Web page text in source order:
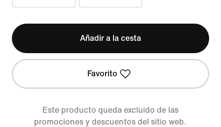
Añadir a la cesta
Favorito
Este producto queda excluido de las
promociones y descuentos del sitio web.